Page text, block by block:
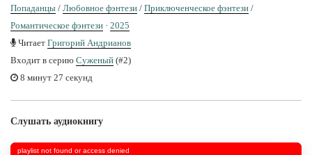
Попаданцы / Любовное фэнтези / Приключенческое фэнтези /
Романтическое фэнтези · 2025
Читает Григорий Андрианов
Входит в серию Суженый (#2)
8 минут 27 секунд
Слушать аудиокнигу
playlist not found or access denied